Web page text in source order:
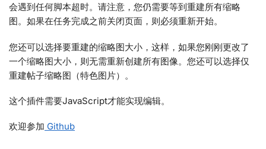
会遇到任何脚本超时。请注意，您仍需要等到重建所有缩略
图。如果在任务完成之前关闭页面，则必须重新开始。
您还可以选择要重建的缩略图大小，这样，如果您刚刚更改了
一个缩略图大小，则无需重新创建所有图像。您还可以选择仅
重建帖子缩略图（特色图片）。
这个插件需要JavaScript才能实现编辑。
欢迎参加 Github